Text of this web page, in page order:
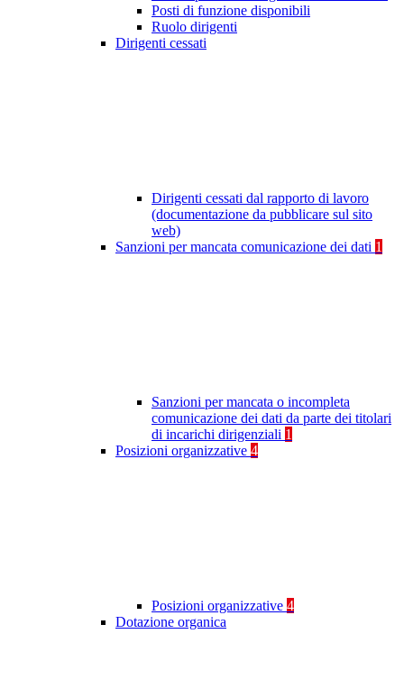
Posti di funzione disponibili
Ruolo dirigenti
Dirigenti cessati
Dirigenti cessati dal rapporto di lavoro
(documentazione da pubblicare sul sito
web)
Sanzioni per mancata comunicazione dei dati 1
Sanzioni per mancata o incompleta
comunicazione dei dati da parte dei titolari
di incarichi dirigenziali 1
Posizioni organizzative 4
Posizioni organizzative 4
Dotazione organica